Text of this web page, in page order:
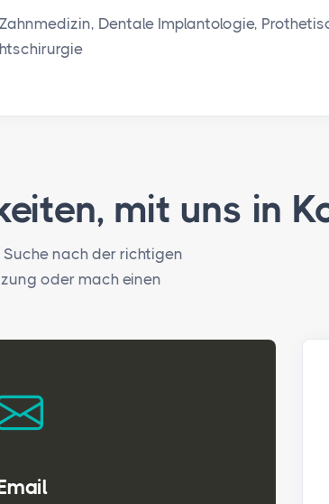
Dentale Implantologie,
mit uns in
nach der richtigen
oder mach einen